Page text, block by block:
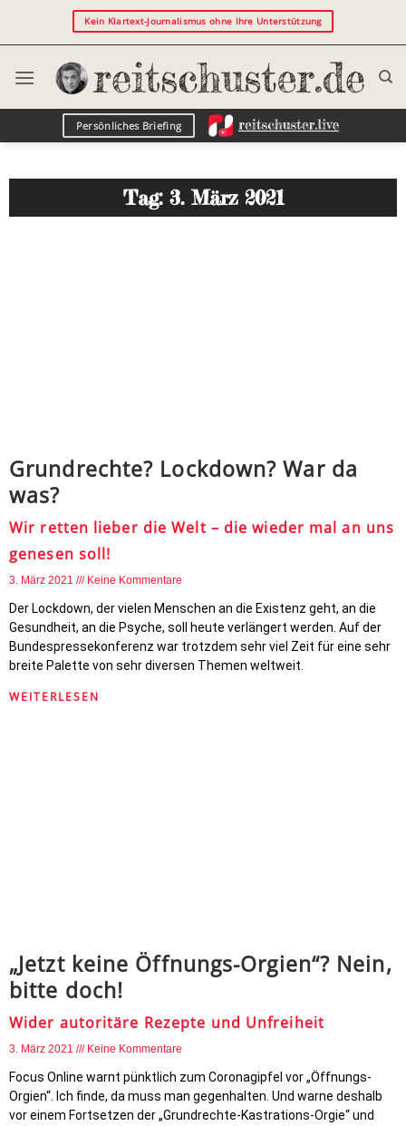
Kein Klartext-Journalismus ohne Ihre Unterstützung
Persönliches Briefing
Tag: 3. März 2021
Grundrechte? Lockdown? War da
was?
Wir retten lieber die Welt – die wieder mal an uns
genesen soll!
3. März 2021 Keine Kommentare
Der Lockdown, der vielen Menschen an die Existenz geht, an die
Gesundheit, an die Psyche, soll heute verlängert werden. Auf der
Bundespressekonferenz war trotzdem sehr viel Zeit für eine sehr
breite Palette von sehr diversen Themen weltweit.
WEITERLESEN
„Jetzt keine Öffnungs-Orgien“? Nein,
bitte doch!
Wider autoritäre Rezepte und Unfreiheit
3. März 2021 Keine Kommentare
Focus Online warnt pünktlich zum Coronagipfel vor „Öffnungs-
Orgien“. Ich finde, da muss man gegenhalten. Und warne deshalb
vor einem Fortsetzen der „Grundrechte-Kastrations-Orgie“ und